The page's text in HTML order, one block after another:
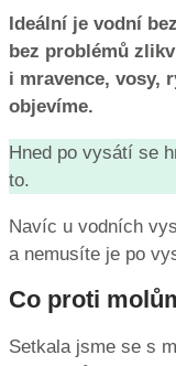
Ideální je vodní
bez problémů
i mravence, vosy,
objevíme.
Hned po vysátí se
to.
Navíc u vodních
a nemusíte je po
Co proti
Setkala jsme se s